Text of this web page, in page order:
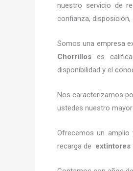
nuestro servicio de
confianza, disposición,
Somos una empresa
Chorrillos es
disponibilidad y el
Nos caracterizamos
ustedes nuestro mayor
Ofrecemos un
recarga de extintores